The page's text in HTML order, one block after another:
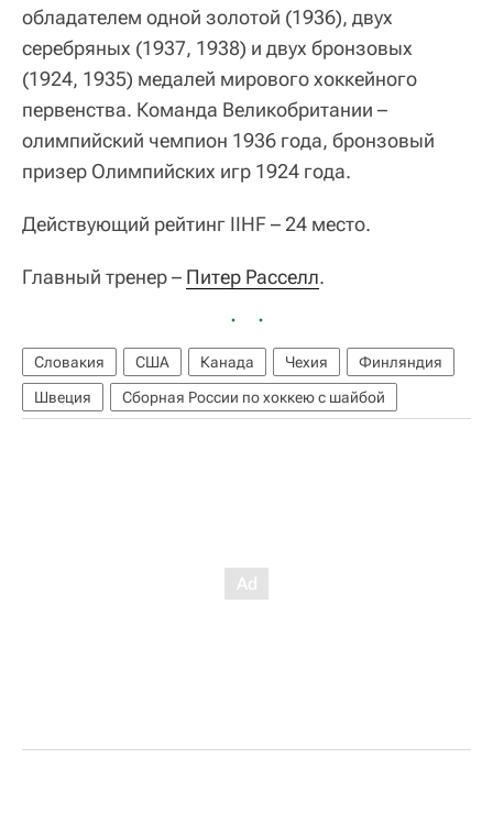
обладателем одной золотой (1936), двух
серебряных (1937, 1938) и двух бронзовых
(1924, 1935) медалей мирового хоккейного
первенства. Команда Великобритании –
олимпийский чемпион 1936 года, бронзовый
призер Олимпийских игр 1924 года.
Действующий рейтинг IIHF – 24 место.
Главный тренер – Питер Расселл.
Словакия США Канада Чехия
Финляндия
Швеция
Сборная России по хоккею с шайбой